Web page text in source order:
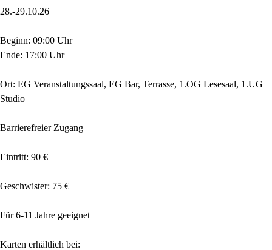
28.-29.10.26
Beginn: 09:00 Uhr
Ende: 17:00 Uhr
Ort: EG Veranstaltungssaal, EG Bar, Terrasse, 1.OG Lesesaal, 1.UG
Studio
Barrierefreier Zugang
Eintritt: 90 €
Geschwister: 75 €
Für 6-11 Jahre geeignet
Karten erhältlich bei: